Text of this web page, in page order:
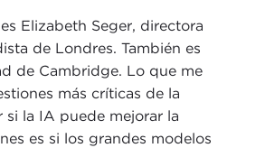
Elizabeth Seger, directora
de Londres. También es
de Cambridge. Lo que me
más críticas de la
la IA puede mejorar la
es si los grandes modelos